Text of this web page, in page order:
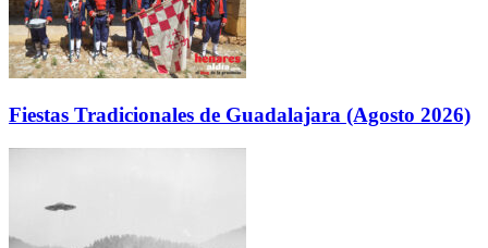
Fiestas Tradicionales de Guadalajara (Agosto 2026)